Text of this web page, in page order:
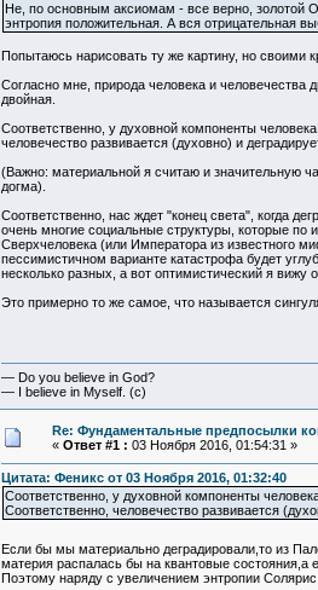
Не, по основным аксиомам - все верно, золотой
энтропия положительная. А вся отрицательная
Попытаюсь нарисовать ту же картину, но своими
Согласно мне, природа человека и человечества
двойная.
Соответственно, у духовной компоненты
человечество развивается (духовно) и
(Важно: материальной я считаю и значительную
догма).
Соответственно, нас ждет "конец света", когда
очень многие социальные структуры, которые по
Сверхчеловека (или Императора из известного
пессимистичном варианте катастрофа будет
несколько разных, а вот оптимистический я вижу
Это примерно то же самое, что называется
— Do you believe in God?
— I believe in Myself. (c)
Re: Фундаментальные предпосылки
« Ответ #1 : 03 Ноября 2016, 01:54:31 »
Цитата: Феникс от 03 Ноября 2016, 01:32:40
Соответственно, у духовной компоненты
Соответственно, человечество развивается
Если бы мы материально деградировали,то из
материя распалась бы на квантовые состояния,а
Поэтому наряду с увеличением энтропии